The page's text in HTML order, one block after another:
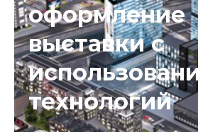
оформление
выставки с
технологий